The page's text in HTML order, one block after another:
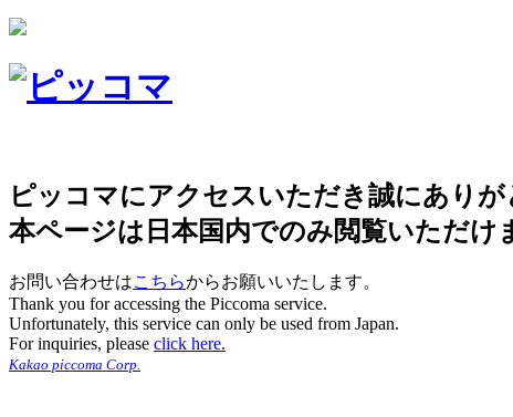
ピッコマにアクセスいただき誠にありが
本ページは日本国内でのみ閲覧いただけ
お問い合わせはこちらからお願いいたします。
Thank you for accessing the Piccoma service.
Unfortunately, this service can only be used from Japan.
For inquiries, please click here.
Kakao piccoma Corp.